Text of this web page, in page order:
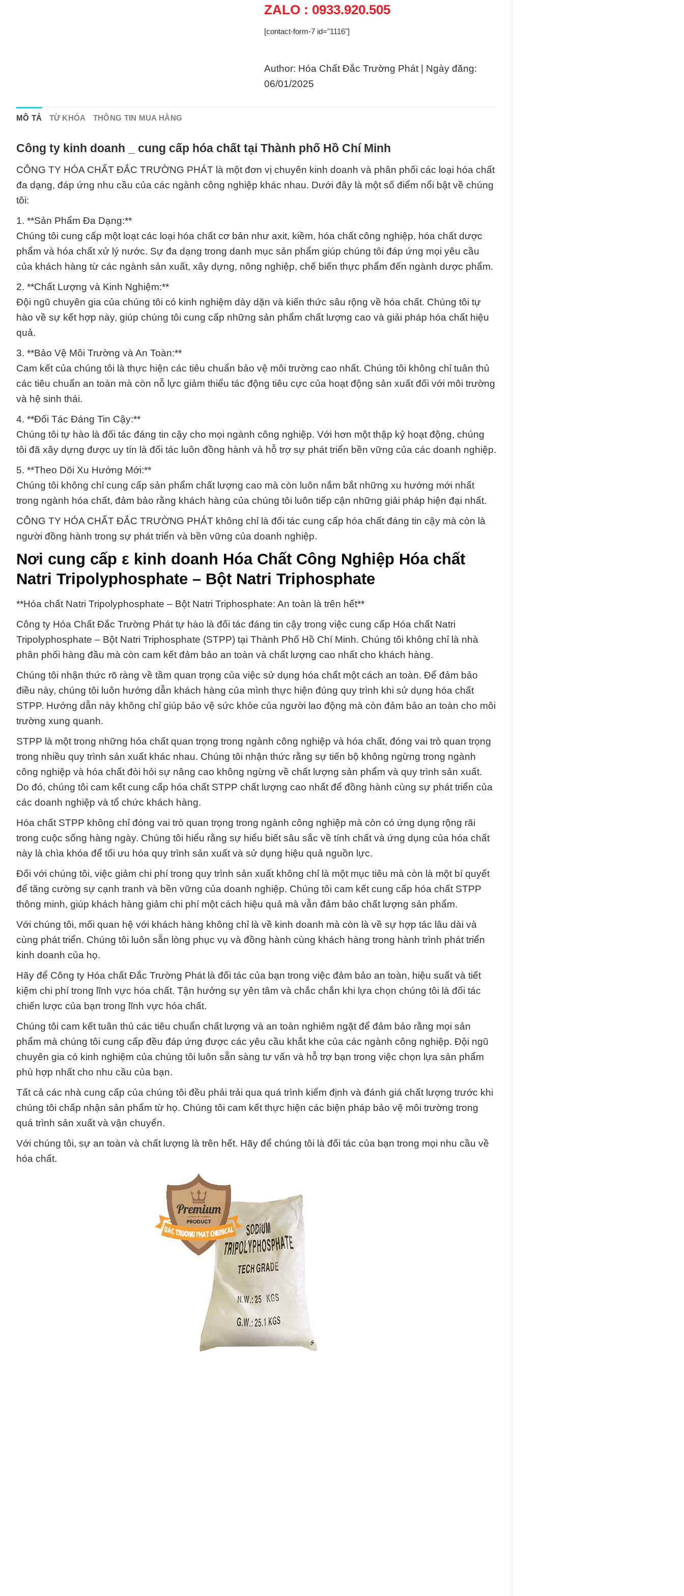
ZALO : 0933.920.505
[contact-form-7 id="1116"]
Author: Hóa Chất Đắc Trường Phát | Ngày đăng:
06/01/2025
MÔ TẢ TỪ KHÓA THÔNG TIN MUA HÀNG
Công ty kinh doanh _ cung cấp hóa chất tại Thành phố Hồ Chí Minh
CÔNG TY HÓA CHẤT ĐẮC TRƯỜNG PHÁT là một đơn vị chuyên kinh doanh và phân phối các loại hóa chất
đa dạng, đáp ứng nhu cầu của các ngành công nghiệp khác nhau. Dưới đây là một số điểm nổi bật về chúng
tôi:
1. **Sản Phẩm Đa Dạng:**
Chúng tôi cung cấp một loạt các loại hóa chất cơ bản như axit, kiềm, hóa chất công nghiệp, hóa chất dược
phẩm và hóa chất xử lý nước. Sự đa dạng trong danh mục sản phẩm giúp chúng tôi đáp ứng mọi yêu cầu
của khách hàng từ các ngành sản xuất, xây dựng, nông nghiệp, chế biến thực phẩm đến ngành dược phẩm.
2. **Chất Lượng và Kinh Nghiệm:**
Đội ngũ chuyên gia của chúng tôi có kinh nghiệm dày dặn và kiến thức sâu rộng về hóa chất. Chúng tôi tự
hào về sự kết hợp này, giúp chúng tôi cung cấp những sản phẩm chất lượng cao và giải pháp hóa chất hiệu
quả.
3. **Bảo Vệ Môi Trường và An Toàn:**
Cam kết của chúng tôi là thực hiện các tiêu chuẩn bảo vệ môi trường cao nhất. Chúng tôi không chỉ tuân thủ
các tiêu chuẩn an toàn mà còn nỗ lực giảm thiểu tác động tiêu cực của hoạt động sản xuất đối với môi trường
và hệ sinh thái.
4. **Đối Tác Đáng Tin Cậy:**
Chúng tôi tự hào là đối tác đáng tin cậy cho mọi ngành công nghiệp. Với hơn một thập kỷ hoạt động, chúng
tôi đã xây dựng được uy tín là đối tác luôn đồng hành và hỗ trợ sự phát triển bền vững của các doanh nghiệp.
5. **Theo Dõi Xu Hướng Mới:**
Chúng tôi không chỉ cung cấp sản phẩm chất lượng cao mà còn luôn nắm bắt những xu hướng mới nhất
trong ngành hóa chất, đảm bảo rằng khách hàng của chúng tôi luôn tiếp cận những giải pháp hiện đại nhất.
CÔNG TY HÓA CHẤT ĐẮC TRƯỜNG PHÁT không chỉ là đối tác cung cấp hóa chất đáng tin cậy mà còn là
người đồng hành trong sự phát triển và bền vững của doanh nghiệp.
Nơi cung cấp ε kinh doanh Hóa Chất Công Nghiệp Hóa chất
Natri Tripolyphosphate – Bột Natri Triphosphate
**Hóa chất Natri Tripolyphosphate – Bột Natri Triphosphate: An toàn là trên hết**
Công ty Hóa Chất Đắc Trường Phát tự hào là đối tác đáng tin cậy trong việc cung cấp Hóa chất Natri
Tripolyphosphate – Bột Natri Triphosphate (STPP) tại Thành Phố Hồ Chí Minh. Chúng tôi không chỉ là nhà
phân phối hàng đầu mà còn cam kết đảm bảo an toàn và chất lượng cao nhất cho khách hàng.
Chúng tôi nhận thức rõ ràng về tầm quan trọng của việc sử dụng hóa chất một cách an toàn. Để đảm bảo
điều này, chúng tôi luôn hướng dẫn khách hàng của mình thực hiện đúng quy trình khi sử dụng hóa chất
STPP. Hướng dẫn này không chỉ giúp bảo vệ sức khỏe của người lao động mà còn đảm bảo an toàn cho môi
trường xung quanh.
STPP là một trong những hóa chất quan trọng trong ngành công nghiệp và hóa chất, đóng vai trò quan trọng
trong nhiều quy trình sản xuất khác nhau. Chúng tôi nhận thức rằng sự tiến bộ không ngừng trong ngành
công nghiệp và hóa chất đòi hỏi sự nâng cao không ngừng về chất lượng sản phẩm và quy trình sản xuất.
Do đó, chúng tôi cam kết cung cấp hóa chất STPP chất lượng cao nhất để đồng hành cùng sự phát triển của
các doanh nghiệp và tổ chức khách hàng.
Hóa chất STPP không chỉ đóng vai trò quan trọng trong ngành công nghiệp mà còn có ứng dụng rộng rãi
trong cuộc sống hàng ngày. Chúng tôi hiểu rằng sự hiểu biết sâu sắc về tính chất và ứng dụng của hóa chất
này là chìa khóa để tối ưu hóa quy trình sản xuất và sử dụng hiệu quả nguồn lực.
Đối với chúng tôi, việc giảm chi phí trong quy trình sản xuất không chỉ là một mục tiêu mà còn là một bí quyết
để tăng cường sự cạnh tranh và bền vững của doanh nghiệp. Chúng tôi cam kết cung cấp hóa chất STPP
thông minh, giúp khách hàng giảm chi phí một cách hiệu quả mà vẫn đảm bảo chất lượng sản phẩm.
Với chúng tôi, mối quan hệ với khách hàng không chỉ là về kinh doanh mà còn là về sự hợp tác lâu dài và
cùng phát triển. Chúng tôi luôn sẵn lòng phục vụ và đồng hành cùng khách hàng trong hành trình phát triển
kinh doanh của họ.
Hãy để Công ty Hóa chất Đắc Trường Phát là đối tác của bạn trong việc đảm bảo an toàn, hiệu suất và tiết
kiệm chi phí trong lĩnh vực hóa chất. Tận hưởng sự yên tâm và chắc chắn khi lựa chọn chúng tôi là đối tác
chiến lược của bạn trong lĩnh vực hóa chất.
Chúng tôi cam kết tuân thủ các tiêu chuẩn chất lượng và an toàn nghiêm ngặt để đảm bảo rằng mọi sản
phẩm mà chúng tôi cung cấp đều đáp ứng được các yêu cầu khắt khe của các ngành công nghiệp. Đội ngũ
chuyên gia có kinh nghiệm của chúng tôi luôn sẵn sàng tư vấn và hỗ trợ bạn trong việc chọn lựa sản phẩm
phù hợp nhất cho nhu cầu của bạn.
Tất cả các nhà cung cấp của chúng tôi đều phải trải qua quá trình kiểm định và đánh giá chất lượng trước khi
chúng tôi chấp nhận sản phẩm từ họ. Chúng tôi cam kết thực hiện các biện pháp bảo vệ môi trường trong
quá trình sản xuất và vận chuyển.
Với chúng tôi, sự an toàn và chất lượng là trên hết. Hãy để chúng tôi là đối tác của bạn trong mọi nhu cầu về
hóa chất.